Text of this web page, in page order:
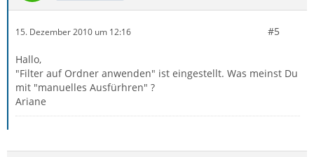
15. Dezember 2010 um 12:16 #5
Hallo,
"Filter auf Ordner anwenden" ist eingestellt. Was meinst Du
mit "manuelles Ausfürhren" ?
Ariane